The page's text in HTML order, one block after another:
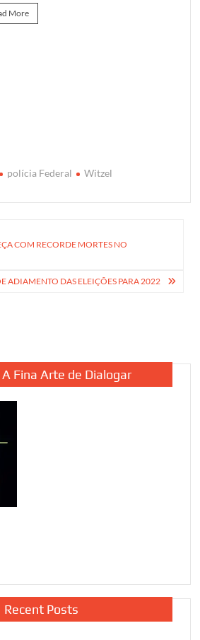
More
polícia Federal Witzel
COM RECORDE MORTES NO
ADIAMENTO DAS ELEIÇÕES PARA 2022
A Fina Arte de Dialogar
Recent Posts